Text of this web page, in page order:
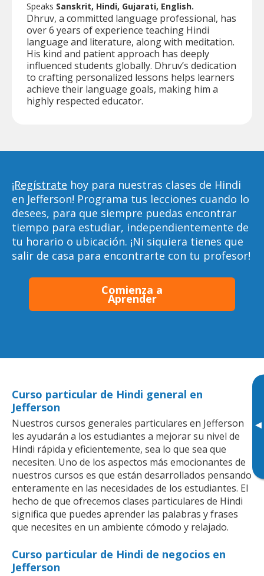
▸
Speaks Sanskrit, Hindi, Gujarati, English.
Dhruv, a committed language professional, has
over 6 years of experience teaching Hindi
language and literature, along with meditation.
His kind and patient approach has deeply
influenced students globally. Dhruv’s dedication
to crafting personalized lessons helps learners
achieve their language goals, making him a
highly respected educator.
¡Regístrate hoy para nuestras clases de Hindi
en Jefferson! Programa tus lecciones cuando lo
desees, para que siempre puedas encontrar
tiempo para estudiar, independientemente de
tu horario o ubicación. ¡Ni siquiera tienes que
salir de casa para encontrarte con tu profesor!
Comienza a
Aprender
Curso particular de Hindi general en
Jefferson
Nuestros cursos generales particulares en Jefferson
les ayudarán a los estudiantes a mejorar su nivel de
Hindi rápida y eficientemente, sea lo que sea que
necesiten. Uno de los aspectos más emocionantes de
nuestros cursos es que están desarrollados pensando
enteramente en las necesidades de los estudiantes. El
hecho de que ofrecemos clases particulares de Hindi
significa que puedes aprender las palabras y frases
que necesites en un ambiente cómodo y relajado.
Curso particular de Hindi de negocios en
Jefferson